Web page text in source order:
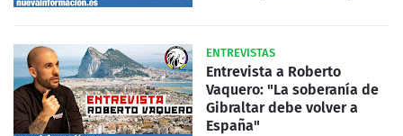
ENTREVISTAS
Entrevista a Roberto
Vaquero: "La soberanía de
Gibraltar debe volver a
España"